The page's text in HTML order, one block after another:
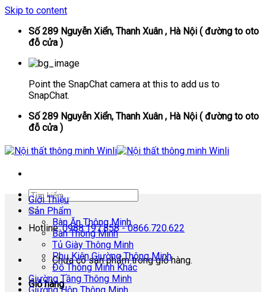
Skip to content
Số 289 Nguyễn Xiển, Thanh Xuân , Hà Nội ( đường to oto
đỗ cửa )
Point the SnapChat camera at this to add us to
SnapChat.
Số 289 Nguyễn Xiển, Thanh Xuân , Hà Nội ( đường to oto
đỗ cửa )
Hotline:0988.197.858 - 0866.720.622
Chưa có sản phẩm trong giỏ hàng.
Giỏ hàng
Giới Thiệu
Sản Phẩm
Bàn Ăn Thông Minh
Bàn Thông Minh
Tủ Giày Thông Minh
Phụ Kiện Giường Thông Minh
Đồ Thông Minh Khác
Giường Tầng Thông Minh